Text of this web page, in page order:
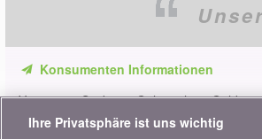
Konsumenten Informationen
Verpassen Sie keine Gelegenheit, Geld zu
sparen. Erhalten Sie unsere Vergleiche,
Ratschläge und Tipps in den Bereichen
Ihre Privatsphäre ist uns wichtig